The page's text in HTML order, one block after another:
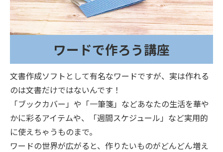
ワードで作ろう講座
文書作成ソフトとして有名なワードですが、実は作れる
のは文書だけではないんです！
「ブックカバー」や「一筆箋」などあなたの生活を華や
かに彩るアイテムや、「週間スケジュール」など実用的
に使えちゃうものまで。
ワードの世界が広がると、作りたいものがどんどん増え